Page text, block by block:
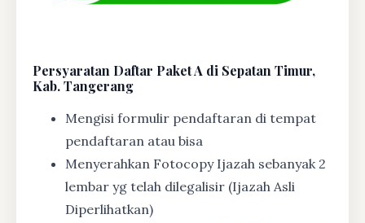
Persyaratan Daftar Paket A di Sepatan Timur,
Kab. Tangerang
Mengisi formulir pendaftaran di tempat
pendaftaran atau bisa
Menyerahkan Fotocopy Ijazah sebanyak 2
lembar yg telah dilegalisir (Ijazah Asli
Diperlihatkan)